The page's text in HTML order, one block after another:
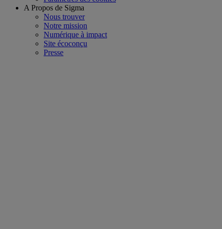
A Propos de Sigma
Nous trouver
Notre mission
Numérique à impact
Site écoconçu
Presse